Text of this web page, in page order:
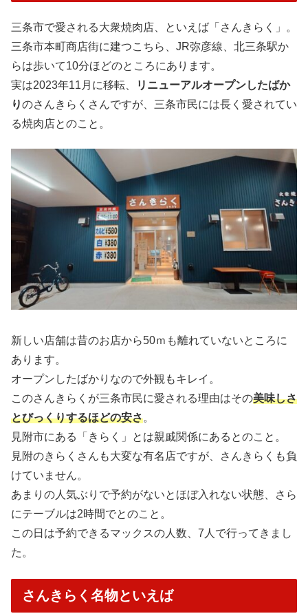
三条市で愛される大衆焼肉店、といえば「さんきらく」。
三条市本町商店街に建つこちら、JR弥彦線、北三条駅か
らは歩いて10分ほどのところにあります。
実は2023年11月に移転、
リニューアルオープンしたばか
りのさんきらくさんですが、三条市民には長く愛されてい
る焼肉店とのこと。
新しい店舗は昔のお店から50ｍも離れていないところに
あります。
オープンしたばかりなので外観もキレイ。
このさんきらくが三条市民に愛される理由はその美味しさ
とびっくりするほどの安さ。
見附市にある「きらく」とは親戚関係にあるとのこと。
見附のきらくさんも大変な有名店ですが、さんきらくも負
けていません。
あまりの人気ぶりで予約がないとほぼ入れない状態、さら
にテーブルは2時間でとのこと。
この日は予約できるマックスの人数、7人で行ってきまし
た。
さんきらく名物といえば